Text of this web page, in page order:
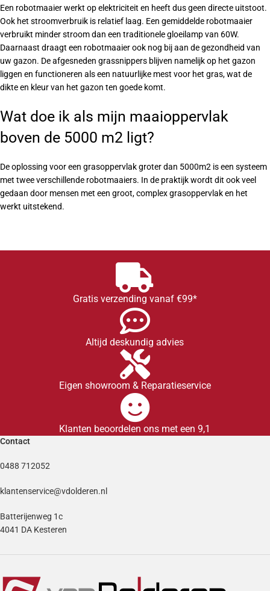
Een robotmaaier werkt op elektriciteit en heeft dus geen directe uitstoot.
Ook het stroomverbruik is relatief laag. Een gemiddelde robotmaaier
verbruikt minder stroom dan een traditionele gloeilamp van 60W.
Daarnaast draagt een robotmaaier ook nog bij aan de gezondheid van
uw gazon. De afgesneden grassnippers blijven namelijk op het gazon
liggen en functioneren als een natuurlijke mest voor het gras, wat de
dikte en kleur van het gazon ten goede komt.
Wat doe ik als mijn maaioppervlak
boven de 5000 m2 ligt?
De oplossing voor een grasoppervlak groter dan 5000m2 is een systeem
met twee verschillende robotmaaiers. In de praktijk wordt dit ook veel
gedaan door mensen met een groot, complex grasoppervlak en het
werkt uitstekend.
Gratis verzending vanaf €99*
Altijd deskundig advies
Eigen showroom & Reparatieservice
Klanten beoordelen ons met een 9,1
Contact
0488 712052
klantenservice@vdolderen.nl
Batterijenweg 1c
4041 DA Kesteren